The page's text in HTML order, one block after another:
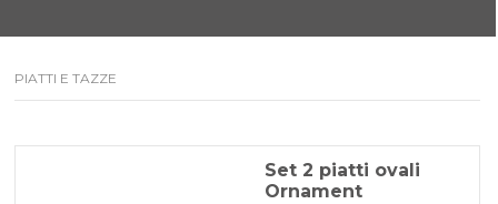
PIATTI E TAZZE
Set 2 piatti ovali
Ornament